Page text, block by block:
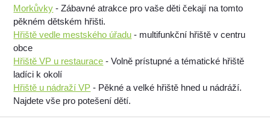
Morkůvky - Zábavné atrakce pro vaše děti čekají na tomto
pěkném dětském hřišti.
Hřiště vedle mestského úřadu - multifunkční hřiště v centru
obce
Hřiště VP u restaurace - Volně prístupné a tématické hřiště
ladíci k okolí
Hřiště u nádraží VP - Pěkné a velké hřiště hned u nádráží.
Najdete vše pro potešení dětí.